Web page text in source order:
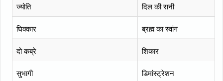
ज्योति दिल की रानी
घिक्कार ब्रह्म का स्वांग
दो कब्रे शिकार
सुभागी डिमांस्ट्रेशन